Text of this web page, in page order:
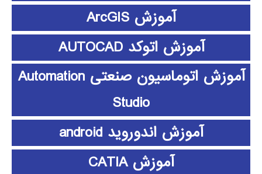
آموزش ArcGIS
آموزش اتوکد AUTOCAD
آموزش اتوماسیون صنعتی Automation
Studio
آموزش اندوروید android
آموزش CATIA